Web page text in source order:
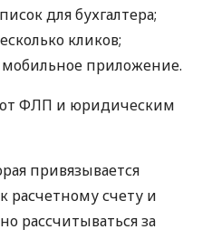
для бухгалтера;
кликов;
приложение.
ФЛП и юридическим
привязывается
расчетному счету и
рассчитываться за